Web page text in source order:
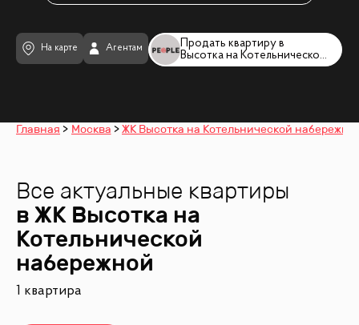
Продать квартиру в
Высотка на Котельнической
На карте Агентам
Главная Москва ЖК Высотка на Котельнической
Все актуальные квартиры
в ЖК Высотка на
Котельнической
набережной
1 квартира